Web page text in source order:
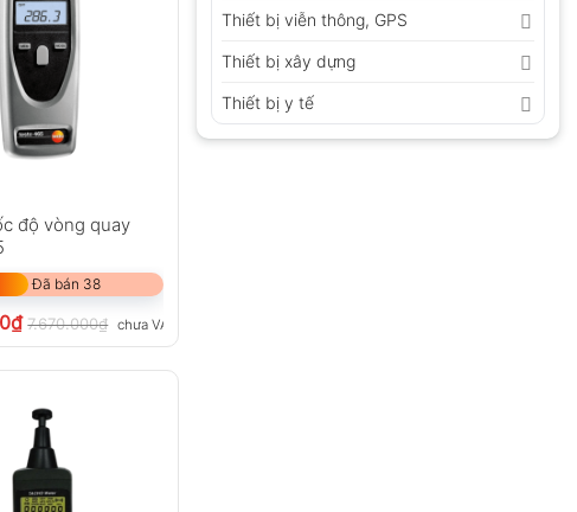
Thiết bị viễn thông, GPS
Thiết bị xây dựng
Thiết bị y tế
độ vòng quay
Đã bán 38
₫ 7.670.000₫ chưa VAT 8%